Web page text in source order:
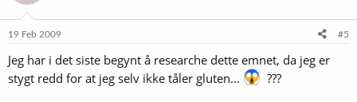
19 Feb 2009 #5
Jeg har i det siste begynt å researche dette emnet, da jeg er
stygt redd for at jeg selv ikke tåler gluten...
???